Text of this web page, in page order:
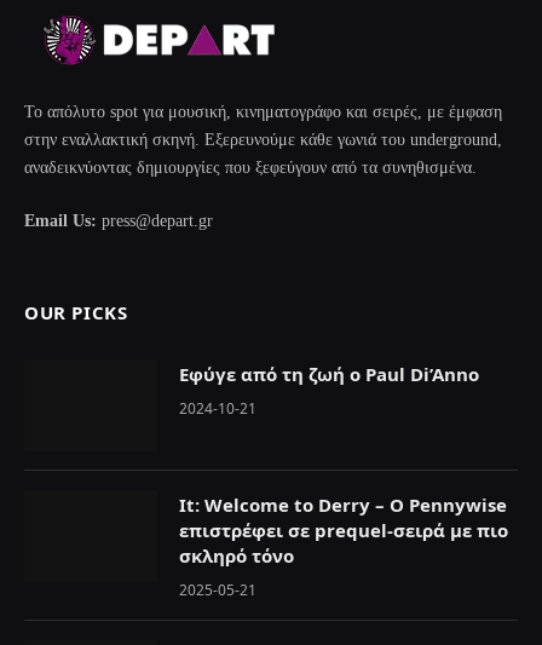
Το απόλυτο spot για μουσική, κινηματογράφο και σειρές, με έμφαση
στην εναλλακτική σκηνή. Εξερευνούμε κάθε γωνιά του underground,
αναδεικνύοντας δημιουργίες που ξεφεύγουν από τα συνηθισμένα.
Email Us: press@depart.gr
OUR PICKS
Εφύγε από τη ζωή ο Paul Di’Anno
2024-10-21
It: Welcome to Derry – Ο Pennywise
επιστρέφει σε prequel-σειρά με πιο
σκληρό τόνο
2025-05-21